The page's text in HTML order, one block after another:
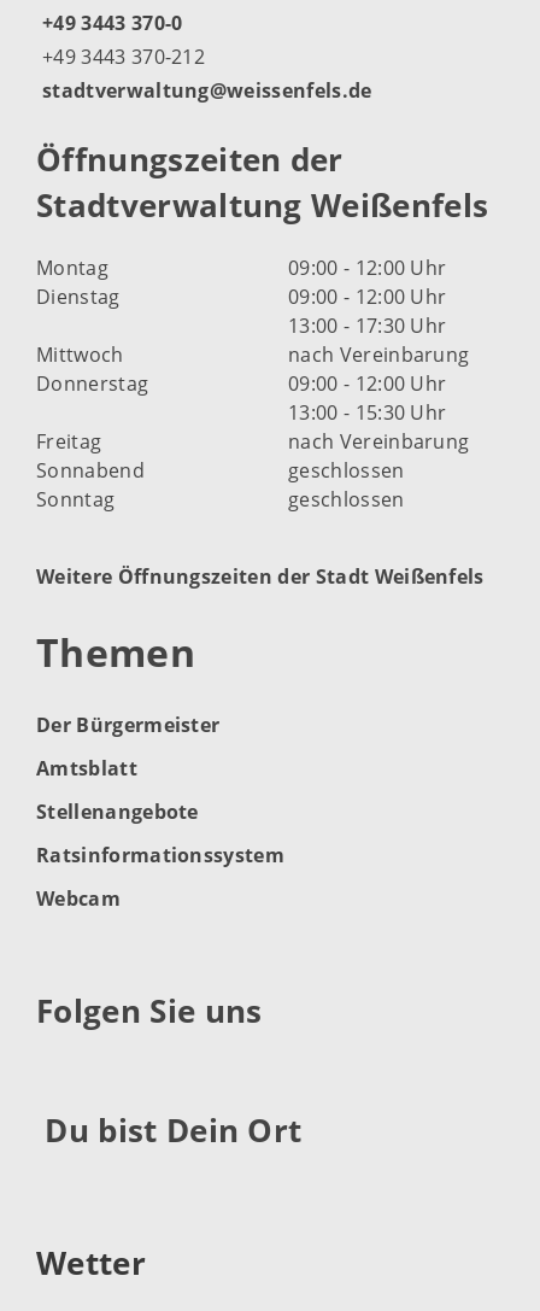
+49 3443 370-0
+49 3443 370-212
stadtverwaltung@weissenfels.de
Öffnungszeiten der
Stadtverwaltung Weißenfels
Montag
09:00 - 12:00 Uhr
Dienstag
09:00 - 12:00 Uhr
13:00 - 17:30 Uhr
Mittwoch
nach Vereinbarung
Donnerstag
09:00 - 12:00 Uhr
13:00 - 15:30 Uhr
Freitag
nach Vereinbarung
Sonnabend
geschlossen
Sonntag
geschlossen
Weitere Öffnungszeiten der Stadt Weißenfels
Themen
Der Bürgermeister
Amtsblatt
Stellenangebote
Ratsinformationssystem
Webcam
Folgen Sie uns
Du bist Dein Ort
Wetter